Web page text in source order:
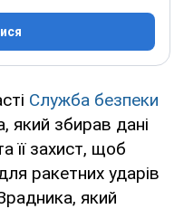
Служба безпеки
який збирав дані
її захист, щоб
ракетних ударів
який